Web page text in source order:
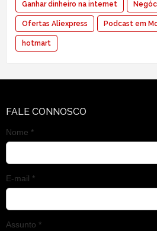
Ganhar dinheiro na internet
Ofertas Aliexpress Podcast em
hotmart
FALE CONNOSCO
Nome *
E-mail *
Assunto *